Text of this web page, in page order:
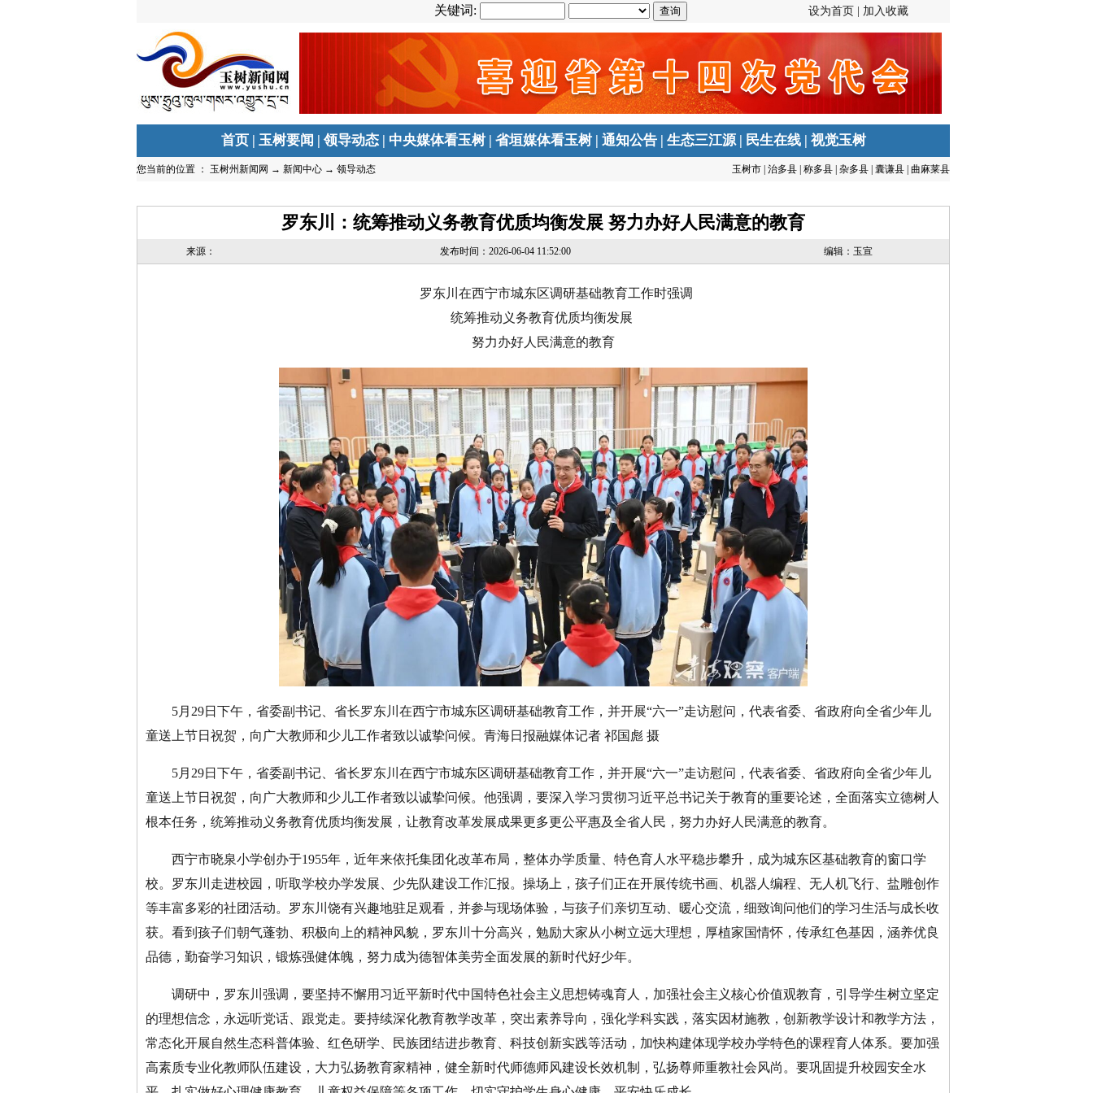
关键词: 设为首页 | 加入收藏
首页| 玉树要闻 | 领导动态| 中央媒体看玉树| 省垣媒体看玉树| 通知公告| 生态三江源| 民生在线| 视觉玉树
您当前的位置 ： 玉树州新闻网 → 新闻中心 → 领导动态 玉树市 治多县 称多县 杂多县 囊谦县 曲麻莱县
罗东川：统筹推动义务教育优质均衡发展 努力办好人民满意的教育
来源： 发布时间：2026-06-04 11:52:00 编辑：玉宣
罗东川在西宁市城东区调研基础教育工作时强调
统筹推动义务教育优质均衡发展
努力办好人民满意的教育
5月29日下午，省委副书记、省长罗东川在西宁市城东区调研基础教育工作，并开展“六一”走访慰问，代表省委、省政府向全省少年儿
童送上节日祝贺，向广大教师和少儿工作者致以诚挚问候。青海日报融媒体记者 祁国彪 摄
5月29日下午，省委副书记、省长罗东川在西宁市城东区调研基础教育工作，并开展“六一”走访慰问，代表省委、省政府向全省少年儿
童送上节日祝贺，向广大教师和少儿工作者致以诚挚问候。他强调，要深入学习贯彻习近平总书记关于教育的重要论述，全面落实立德树人
根本任务，统筹推动义务教育优质均衡发展，让教育改革发展成果更多更公平惠及全省人民，努力办好人民满意的教育。
西宁市晓泉小学创办于1955年，近年来依托集团化改革布局，整体办学质量、特色育人水平稳步攀升，成为城东区基础教育的窗口学
校。罗东川走进校园，听取学校办学发展、少先队建设工作汇报。操场上，孩子们正在开展传统书画、机器人编程、无人机飞行、盐雕创作
等丰富多彩的社团活动。罗东川饶有兴趣地驻足观看，并参与现场体验，与孩子们亲切互动、暖心交流，细致询问他们的学习生活与成长收
获。看到孩子们朝气蓬勃、积极向上的精神风貌，罗东川十分高兴，勉励大家从小树立远大理想，厚植家国情怀，传承红色基因，涵养优良
品德，勤奋学习知识，锻炼强健体魄，努力成为德智体美劳全面发展的新时代好少年。
调研中，罗东川强调，要坚持不懈用习近平新时代中国特色社会主义思想铸魂育人，加强社会主义核心价值观教育，引导学生树立坚定
的理想信念，永远听党话、跟党走。要持续深化教育教学改革，突出素养导向，强化学科实践，落实因材施教，创新教学设计和教学方法，
常态化开展自然生态科普体验、红色研学、民族团结进步教育、科技创新实践等活动，加快构建体现学校办学特色的课程育人体系。要加强
高素质专业化教师队伍建设，大力弘扬教育家精神，健全新时代师德师风建设长效机制，弘扬尊师重教社会风尚。要巩固提升校园安全水